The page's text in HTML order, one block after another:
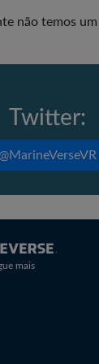
não temos
Twitter:
@MarineVerseVR
mais